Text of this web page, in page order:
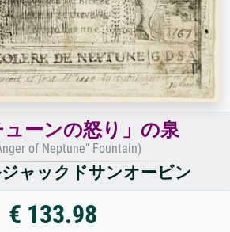
ューンの怒り」の泉
of Neptune" Fountain)
ャックドサンオービン
€ 133.98